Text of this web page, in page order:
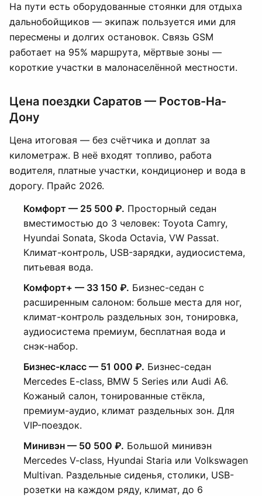
На пути есть оборудованные стоянки для отдыха
дальнобойщиков — экипаж пользуется ими для
пересмены и долгих остановок. Связь GSM
работает на 95% маршрута, мёртвые зоны —
короткие участки в малонаселённой местности.
Цена поездки Саратов — Ростов-На-
Дону
Цена итоговая — без счётчика и доплат за
километраж. В неё входят топливо, работа
водителя, платные участки, кондиционер и вода в
дорогу. Прайс 2026.
Комфорт — 25 500 ₽. Просторный седан
вместимостью до 3 человек: Toyota Camry,
Hyundai Sonata, Skoda Octavia, VW Passat.
Климат-контроль, USB-зарядки, аудиосистема,
питьевая вода.
Комфорт+ — 33 150 ₽. Бизнес-седан с
расширенным салоном: больше места для ног,
климат-контроль раздельных зон, тонировка,
аудиосистема премиум, бесплатная вода и
снэк-набор.
Бизнес-класс — 51 000 ₽. Бизнес-седан
Mercedes E-class, BMW 5 Series или Audi A6.
Кожаный салон, тонированные стёкла,
премиум-аудио, климат раздельных зон. Для
VIP-поездок.
Минивэн — 50 500 ₽. Большой минивэн
Mercedes V-class, Hyundai Staria или Volkswagen
Multivan. Раздельные сиденья, столики, USB-
розетки на каждом ряду, климат, до 6